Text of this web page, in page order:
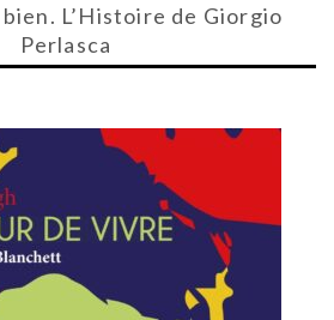
L’Histoire de Giorgio
Perlasca